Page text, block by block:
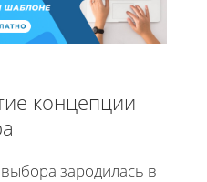
концепции
зародилась в